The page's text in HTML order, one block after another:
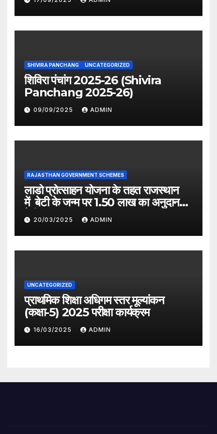
SHIVIRA PANCHANG UNCATEGORIZED
शिविरा पंचांग 2025-26 (Shivira
Panchang 2025-26)
09/09/2025 ADMIN
RAJASTHAN GOVERNMENT SCHEMES
लाडो प्रोत्साहन योजना के तहत राजस्थान
में बेटी के जन्म पर 1.50 लाख का अनुदान
देगी सरकार
20/03/2025 ADMIN
UNCATEGORIZED
प्राथमिक शिक्षा अधिगम स्तर मूल्यांकन
(कक्षा-5) 2025 परीक्षा कार्यक्रम
16/03/2025 ADMIN